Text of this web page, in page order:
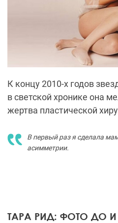
К концу 2010-х годов
в светской хронике она
жертва пластической
В первый раз я сделала
асимметрии.
ТАРА РИД: ФОТО ДО